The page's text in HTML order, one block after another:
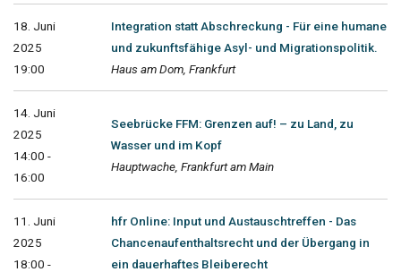
18. Juni
2025
19:00
Integration statt Abschreckung - Für eine humane
und zukunftsfähige Asyl- und Migrationspolitik.
Haus am Dom, Frankfurt
14. Juni
2025
14:00 -
16:00
Seebrücke FFM: Grenzen auf! – zu Land, zu
Wasser und im Kopf
Hauptwache, Frankfurt am Main
11. Juni
2025
18:00 -
hfr Online: Input und Austauschtreffen - Das
Chancenaufenthaltsrecht und der Übergang in
ein dauerhaftes Bleiberecht